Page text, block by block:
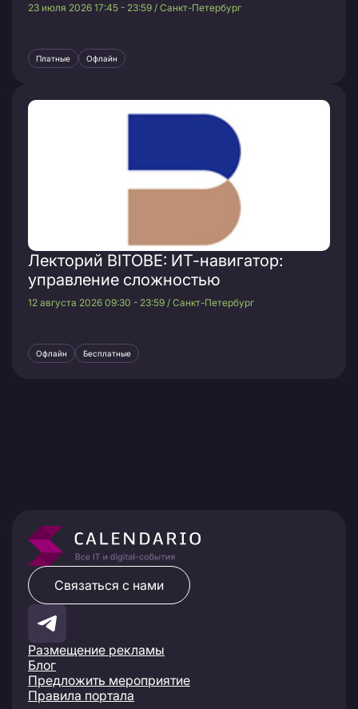
23 июля 2026 17:45 - 23:59 / Санкт-Петербург
Платные Офлайн
Лекторий BITOBE: ИТ-навигатор:
управление сложностью
12 августа 2026 09:30 - 23:59 / Санкт-Петербург
Офлайн Бесплатные
Размещение рекламы
Блог
Предложить мероприятие
Правила портала
Связаться с нами